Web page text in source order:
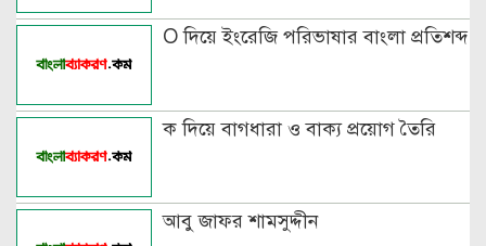
O দিয়ে ইংরেজি পরিভাষার বাংলা প্রতিশব্দ
ক দিয়ে বাগধারা ও বাক্য প্রয়োগ তৈরি
আবু জাফর শামসুদ্দীন